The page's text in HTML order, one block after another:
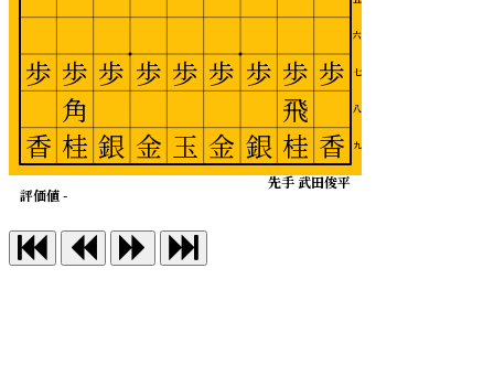
六
七
八
九
先手 武田俊平
評価値 -
歩
香
歩
飛
桂
歩
銀
歩
金
歩
玉
歩
金
歩
銀
歩
角
桂
歩
香